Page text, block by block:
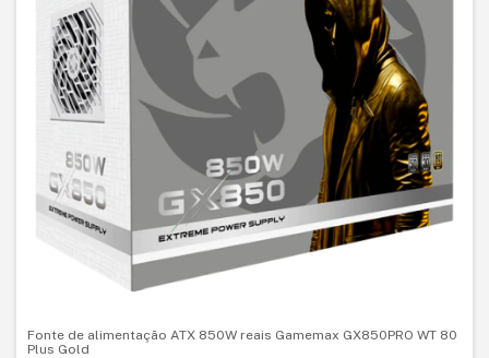
Fonte de alimentação ATX 850W reais Gamemax GX850PRO WT 80
Plus Gold